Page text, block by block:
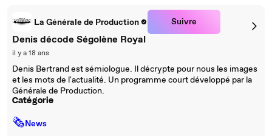
La Générale de Production Suivre
Denis décode Ségolène Royal
il y a 18 ans
Denis Bertrand est sémiologue. Il décrypte pour nous les images
et les mots de l'actualité. Un programme court développé par la
Générale de Production.
Catégorie
🗞News